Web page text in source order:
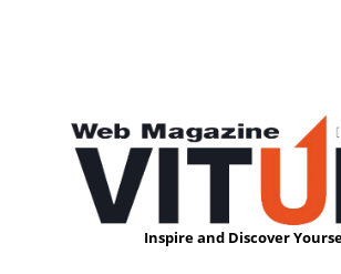
Inspire and Discover